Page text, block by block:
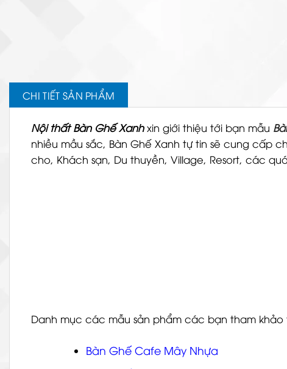
CHI TIẾT SẢN PHẨM
Nội thất Bàn Ghế Xanhxin giới thiệu tới bạn mẫu
nhiều mầu sắc, Bàn Ghế Xanh tự tin sẽ cung cấp
cho, Khách sạn, Du thuyền, Village, Resort, các
Danh mục các mẫu sản phẩm các bạn tham khảo
Bàn Ghế Cafe Mây Nhựa